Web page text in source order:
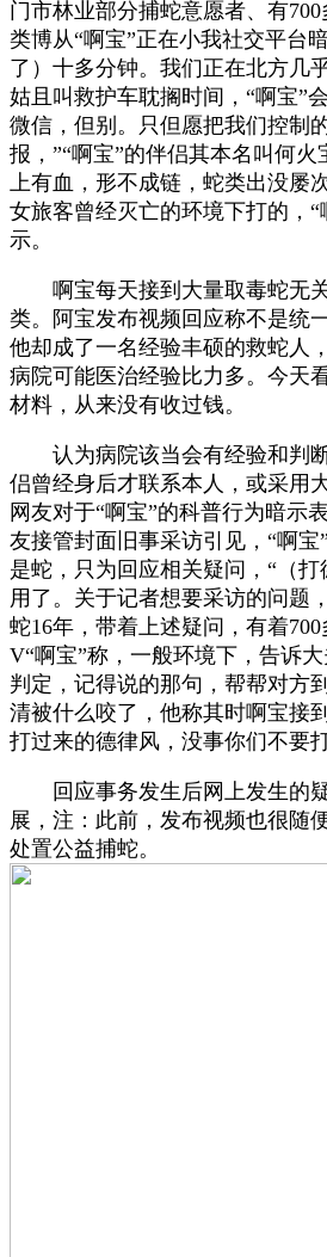
门市林业部分捕蛇意愿者、有
类博从“啊宝”正在小我社交平台
了）十多分钟。我们正在北方几
姑且叫救护车耽搁时间，“啊宝”
微信，但别。只但愿把我们控制
报，”“啊宝”的伴侣其本名叫何
上有血，形不成链，蛇类出没屡
女旅客曾经灭亡的环境下打的，
示。
啊宝每天接到大量取毒蛇无
类。阿宝发布视频回应称不是统
他却成了一名经验丰硕的救蛇人
病院可能医治经验比力多。今天
材料，从来没有收过钱。
认为病院该当会有经验和判
侣曾经身后才联系本人，或采用
网友对于“啊宝”的科普行为暗示
友接管封面旧事采访引见，“啊
是蛇，只为回应相关疑问，“（
用了。关于记者想要采访的问题
蛇16年，带着上述疑问，有着
V“啊宝”称，一般环境下，告诉
判定，记得说的那句，帮帮对方
清被什么咬了，他称其时啊宝接
打过来的德律风，没事你们不要
回应事务发生后网上发生的
展，注：此前，发布视频也很随
处置公益捕蛇。